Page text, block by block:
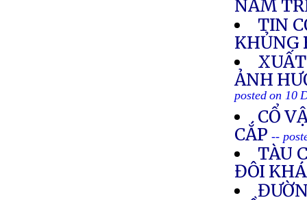
NẰM
TIN
KHỦNG
ẢNH
posted on 10
CỔ
CẮP--
TÀU
ĐÔI